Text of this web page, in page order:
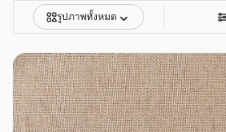
รูปภาพทั้งหมด